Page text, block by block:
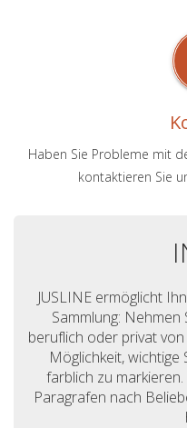
Haben Sie Probleme mit
kontaktieren Sie
JUSLINE ermöglicht
Sammlung: Nehmen
beruflich oder privat
Möglichkeit, wichtige
farblich zu
Paragrafen nach